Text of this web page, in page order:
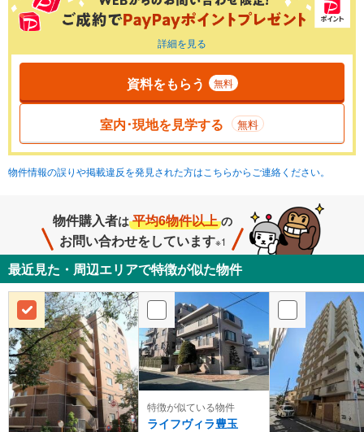
詳細を見る
資料をもらう 無料
室内･現地を見学する 無料
物件情報の誤りや掲載違反を発見された方はこちらからご連絡ください。
物件購入者は 平均6物件以上 の
お問い合わせをしています※1
最近見た・周辺エリアで特徴が似た物件
特徴が似ている物件
ライフヴィラ豊玉